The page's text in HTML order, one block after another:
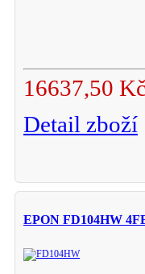
16637,50 Kč
Detail zboží
EPON FD104HW